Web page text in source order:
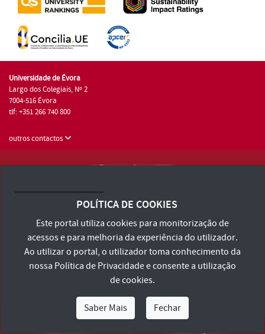
Universidade de Évora
Largo dos Colegiais, Nº 2
7004-516 Évora
tlf: +351 266 740 800
outros contactos
Consulte os Termos e Condições e Política de Privacidade
Declaração de Acessibilidade
POLÍTICA DE COOKIES
Este portal utiliza cookies para monitorização de
acessos e para melhoria da experiência do utilizador.
Ao utilizar o portal, o utilizador toma conhecimento da
nossa Política de Privacidadee consente a utilização
de cookies.
Saber Mais Fechar